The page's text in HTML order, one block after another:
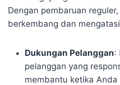
Dengan pembaruan
berkembang dan
Dukungan Pelanggan:
pelanggan yang
membantu ketika